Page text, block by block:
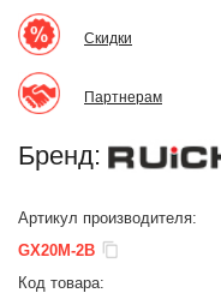
Скидки
Партнерам
Бренд:
Артикул производителя:
GX20M-2B
Код товара: